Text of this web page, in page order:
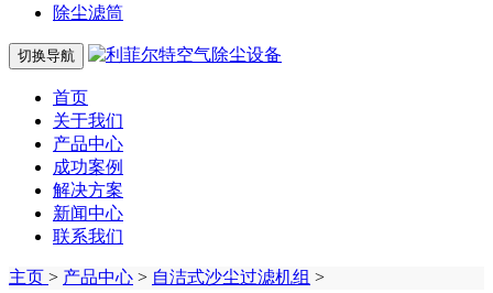
除尘滤筒
切换导航
首页
关于我们
产品中心
成功案例
解决方案
新闻中心
联系我们
主页 > 产品中心 > 自洁式沙尘过滤机组 >